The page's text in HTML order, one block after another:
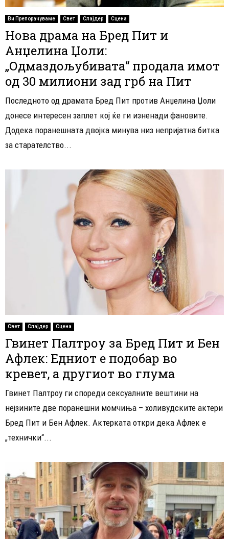
Ви Препорачуваме Свет Слајдер Сцена
Нова драма на Бред Пит и
Анџелина Џоли:
„Одмаздољубивата“ продала имот
од 30 милиони зад грб на Пит
Последното од драмата Бред Пит против Анџелина Џоли
донесе интересен заплет кој ќе ги изненади фановите.
Додека поранешната двојка минува низ непријатна битка
за старателство...
Свет Слајдер Сцена
Гвинет Палтроу за Бред Пит и Бен
Афлек: Едниот е подобар во
кревет, а другиот во глума
Гвинет Палтроу ги спореди сексуалните вештини на
нејзините две поранешни момчиња – холивудските актери
Бред Пит и Бен Афлек. Актерката откри дека Афлек е
„технички“...